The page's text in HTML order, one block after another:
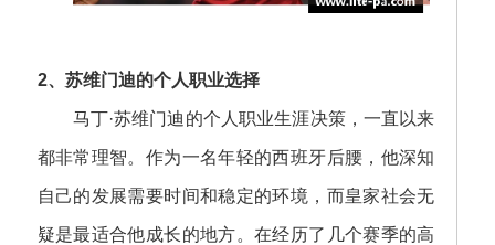
2、苏维门迪的个人职业选择
马丁·苏维门迪的个人职业生涯决策，一直以来
都非常理智。作为一名年轻的西班牙后腰，他深知
自己的发展需要时间和稳定的环境，而皇家社会无
疑是最适合他成长的地方。在经历了几个赛季的高